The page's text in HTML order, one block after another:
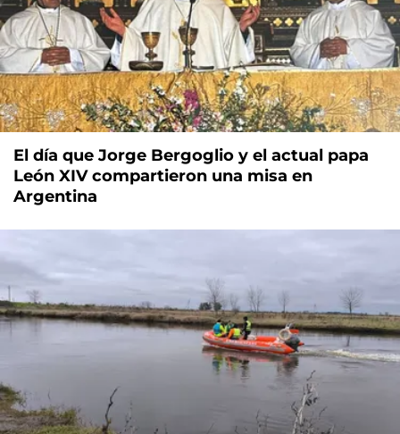
El día que Jorge Bergoglio y el actual papa
León XIV compartieron una misa en
Argentina